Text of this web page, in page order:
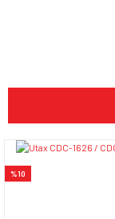
konularda
kullanarak
%10